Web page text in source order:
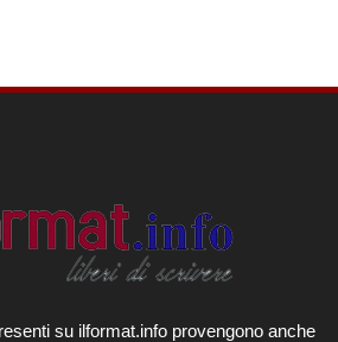
su ilformat.info provengono anche